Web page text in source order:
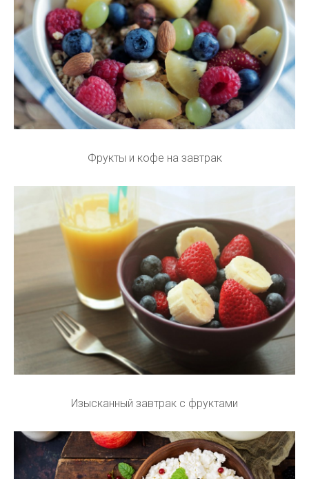
Фрукты и кофе на завтрак
Изысканный завтрак с фруктами